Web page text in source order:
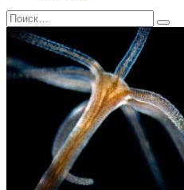
Search
for: